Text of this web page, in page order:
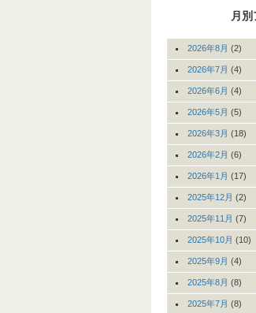
月
2026年8月 (2)
2026年7月 (4)
2026年6月 (4)
2026年5月 (5)
2026年3月 (18)
2026年2月 (6)
2026年1月 (17)
2025年12月 (2)
2025年11月 (7)
2025年10月 (10)
2025年9月 (4)
2025年8月 (8)
2025年7月 (8)